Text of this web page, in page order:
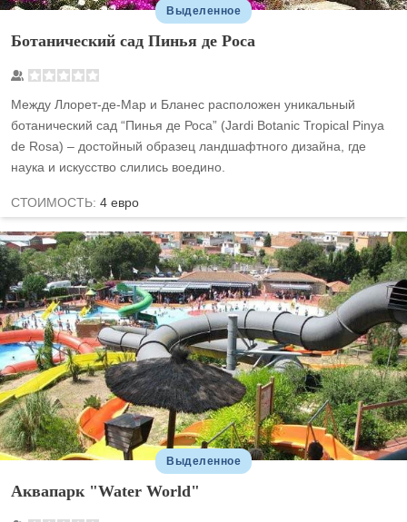
Выделенное
Ботанический сад Пинья де Роса
Между Ллорет-де-Мар и Бланес расположен уникальный
ботанический сад “Пинья де Роса” (Jardi Botanic Tropical Pinya
de Rosa) – достойный образец ландшафтного дизайна, где
наука и искусство слились воедино.
СТОИМОСТЬ: 4 евро
Выделенное
Аквапарк "Water World"